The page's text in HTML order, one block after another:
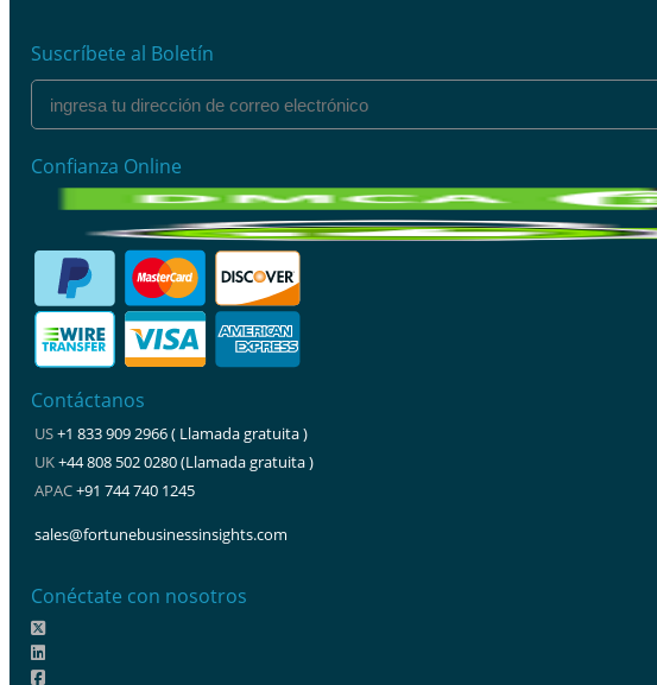
Suscríbete al Boletín
Confianza Online
Contáctanos
US+1 833 909 2966 ( Llamada gratuita )
UK+44 808 502 0280 (Llamada gratuita )
APAC+91 744 740 1245
sales@fortunebusinessinsights.com
Conéctate con nosotros